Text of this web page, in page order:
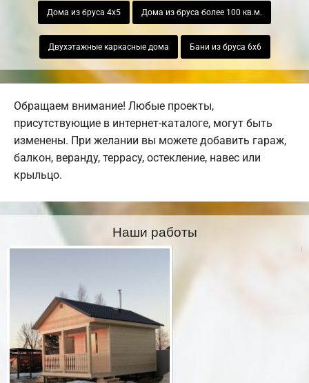
Дома из бруса 4х5 Дома из бруса более 100 кв.м.
Двухэтажные каркасные дома Бани из бруса 6х6
Обращаем внимание! Любые проекты,
присутствующие в интернет-каталоге, могут быть
изменены. При желании вы можете добавить гараж,
балкон, веранду, террасу, остекление, навес или
крыльцо.
Наши работы